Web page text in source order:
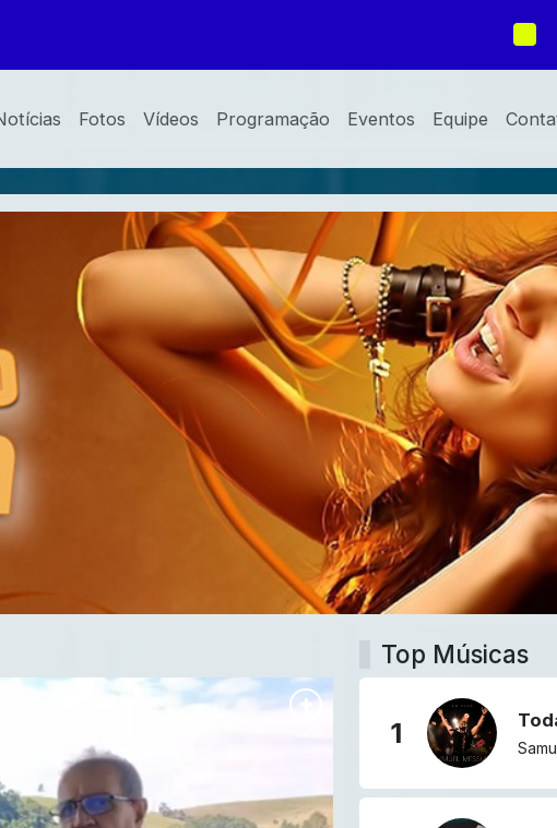
Fotos Vídeos Programação Eventos Equipe
a Web Radio Sulamericana integra a rede
Top Músicas
1